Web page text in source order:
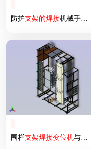
防护支架的焊接机械手与
围栏支架焊接变位机与机械手工作站